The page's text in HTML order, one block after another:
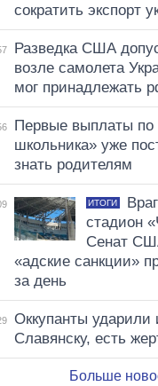
сократить экспорт
Разведка США
возле самолета
мог принадлежать
Первые выплаты по
школьника» уже
знать родителям
ИТОГИ
стадион
Сенат
«адские санкции»
за день
Оккупанты
Славянску, есть
Больше